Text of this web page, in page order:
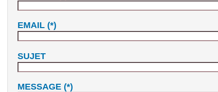
EMAIL (*)
SUJET
MESSAGE (*)